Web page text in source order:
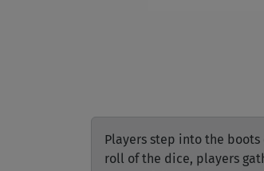
Players step into the
roll of the dice, players